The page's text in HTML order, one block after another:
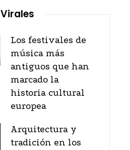
Virales
Los festivales de
música más
antiguos que han
marcado la
historia cultural
europea
Arquitectura y
tradición en los